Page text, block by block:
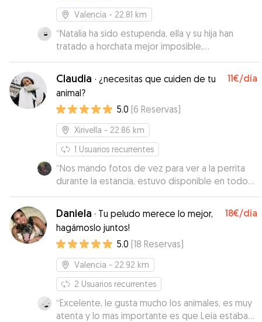
Valencia - 22.81 km
“Natalia ha sido estupenda, ella y su hija han
tratado a horchata mejor imposible,
recomendo”
Claudia · ¿necesitas que cuiden de tu
animal?
11€/día
5.0 (6 Reservas)
Xirivella - 22.86 km
1 Usuarios recurrentes
“Nos mando fotos de vez para ver a la perrita
durante la estancia, estuvo disponible en todo
momento y se manejó súper bien con la misma.”
Daniela · Tu peludo merece lo mejor,
hagámoslo juntos!
18€/día
5.0 (18 Reservas)
Valencia - 22.92 km
2 Usuarios recurrentes
“Excelente, le gusta mucho los animales, es muy
atenta y lo mas importante es que Leia estaba